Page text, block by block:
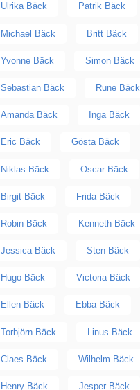
Ulrika Bäck Patrik Bäck
Michael Bäck Britt Bäck
Yvonne Bäck Simon Bäck
Sebastian Bäck Rune Bäck
Amanda Bäck Inga Bäck
Eric Bäck Gösta Bäck
Niklas Bäck Oscar Bäck
Birgit Bäck Frida Bäck
Robin Bäck Kenneth Bäck
Jessica Bäck Sten Bäck
Hugo Bäck Victoria Bäck
Ellen Bäck Ebba Bäck
Torbjörn Bäck Linus Bäck
Claes Bäck Wilhelm Bäck
Henry Bäck Jesper Bäck